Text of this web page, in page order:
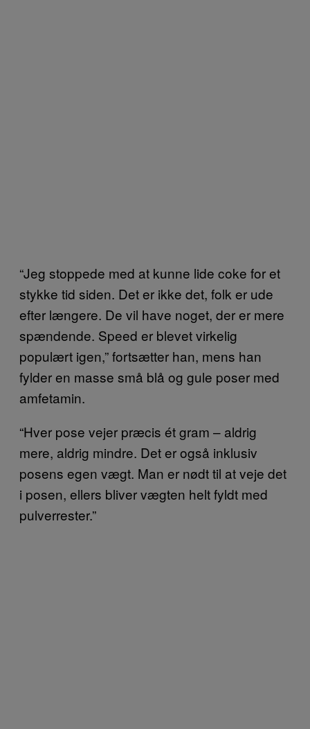
“Jeg stoppede med at kunne lide coke for et
stykke tid siden. Det er ikke det, folk er ude
efter længere. De vil have noget, der er mere
spændende. Speed er blevet virkelig
populært igen,” fortsætter han, mens han
fylder en masse små blå og gule poser med
amfetamin.
“Hver pose vejer præcis ét gram – aldrig
mere, aldrig mindre. Det er også inklusiv
posens egen vægt. Man er nødt til at veje det
i posen, ellers bliver vægten helt fyldt med
pulverrester.”